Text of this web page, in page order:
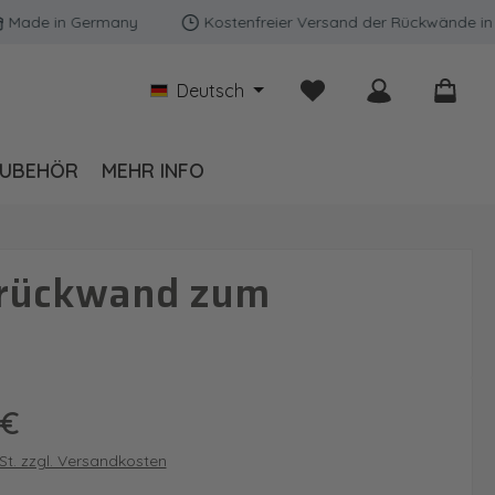
in Germany Kostenfreier Versand der Rückwände in
Deutsch Du hast 0 Produkte
MEHR INFO
zum
zzgl. Versandkosten